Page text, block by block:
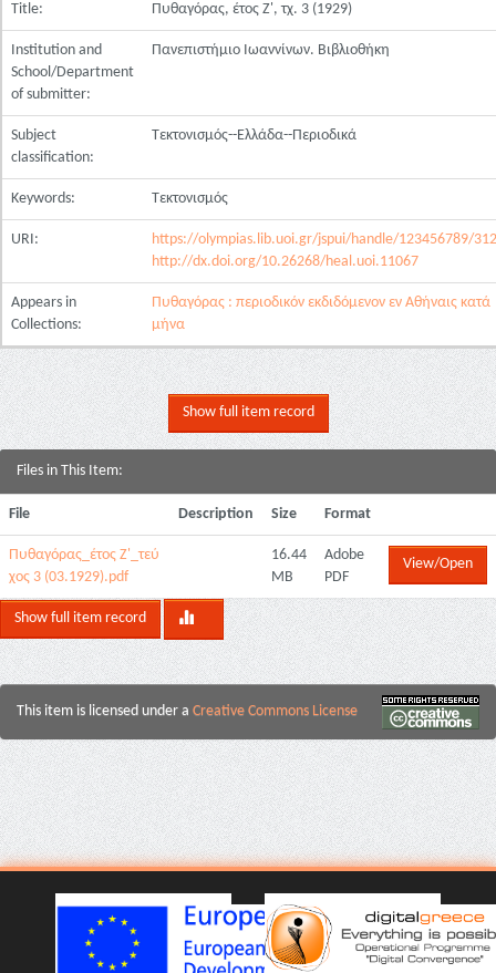
Title: Πυθαγόρας, έτος Ζ', τχ. 3 (1929)
Institution and
School/Department
of submitter:
Πανεπιστήμιο Ιωαννίνων. Βιβλιοθήκη
Subject
classification:
Τεκτονισμός--Ελλάδα--Περιοδικά
Keywords: Τεκτονισμός
URI:
https://olympias.lib.uoi.gr/jspui/handle/123456789/
http://dx.doi.org/10.26268/heal.uoi.11067
Appears in
Collections:
Πυθαγόρας : περιοδικόν εκδιδόμενον εν Αθήναις κατά
μήνα
Show full item record
Files in This Item:
File Description Size Format
Πυθαγόρας_έτος Ζ'_τεύ
χος 3 (03.1929).pdf
16.44
MB
Adobe
PDF
View/Open
Show full item record
This item is licensed under a Creative Commons License